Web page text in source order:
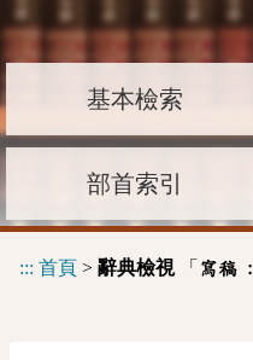
基本檢索
部首索引
::: 首頁 > 辭典檢視「 寫稿 :